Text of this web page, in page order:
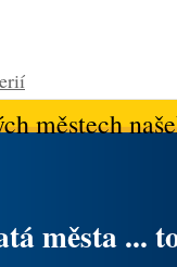
městech
města ...